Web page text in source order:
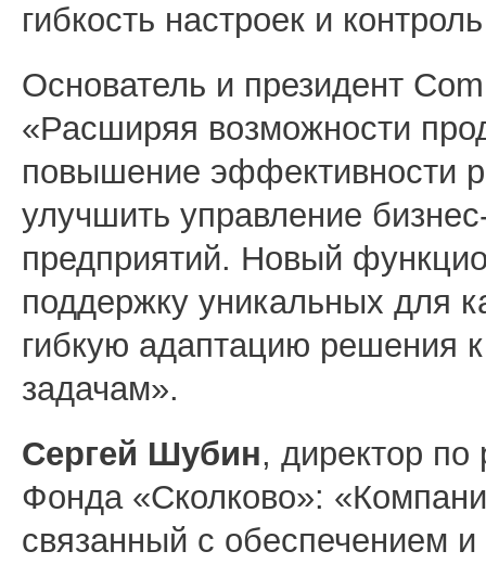
гибкость настроек и
Основатель и президент
«Расширяя возможности
повышение эффективности
улучшить управление
предприятий. Новый
поддержку уникальных для
гибкую адаптацию решения
задачам».
Сергей Шубин, директор по
Фонда «Сколково»:
связанный с обеспечением